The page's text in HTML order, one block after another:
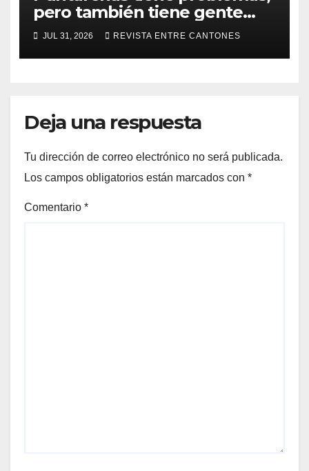
pero también tiene gente
que los enfrenta
JUL 31, 2026 REVISTA ENTRE CANTONES
Deja una respuesta
Tu dirección de correo electrónico no será publicada.
Los campos obligatorios están marcados con *
Comentario *